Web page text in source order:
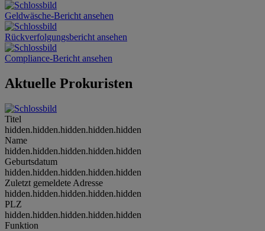
Geldwäsche-Bericht ansehen
Rückverfolgungsbericht ansehen
Compliance-Bericht ansehen
Aktuelle Prokuristen
Titel
hidden.hidden.hidden.hidden.hidden
Name
hidden.hidden.hidden.hidden.hidden
Geburtsdatum
hidden.hidden.hidden.hidden.hidden
Zuletzt gemeldete Adresse
hidden.hidden.hidden.hidden.hidden
PLZ
hidden.hidden.hidden.hidden.hidden
Funktion